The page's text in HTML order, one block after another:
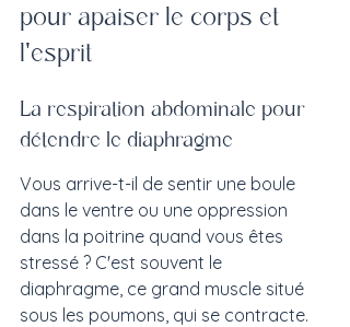
pour apaiser le corps et
l'esprit
La respiration abdominale pour
détendre le diaphragme
Vous arrive-t-il de sentir une boule
dans le ventre ou une oppression
dans la poitrine quand vous êtes
stressé ? C'est souvent le
diaphragme, ce grand muscle situé
sous les poumons, qui se contracte.